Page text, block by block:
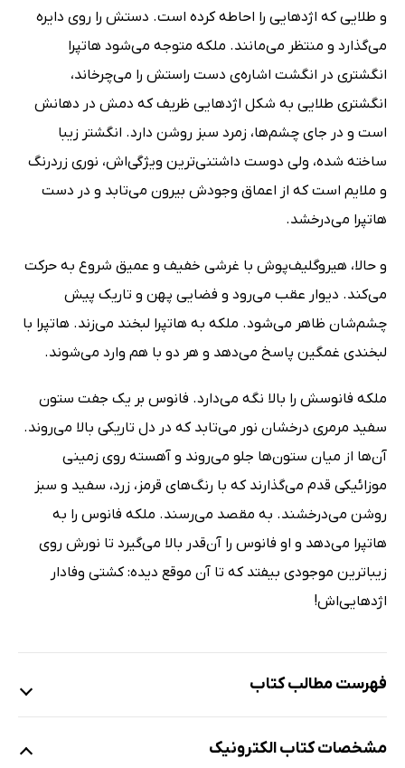
و طلایی که اژدهایی را احاطه کرده است. دستش را روی دایره
می‌گذارد و منتظر می‌مانند. ملکه متوجه می‌شود هاتپرا
انگشتری در انگشت اشاره‌ی دست راستش را می‌چرخاند،
انگشتری طلایی به شکل اژدهایی ظریف که دمش در دهانش
است و در جای چشم‌ها، زمرد سبز روشن دارد. انگشتر زیبا
ساخته شده، ولی دوست داشتنی‌ترین ویژگی‌اش، نوری زردرنگ
و ملایم ‌است که از اعماق وجودش بیرون می‌تابد و در دست
هاتپرا می‌درخشد.
و حالا، هیروگلیف‌پوش با غرشی خفیف و عمیق شروع به حرکت
می‌کند. دیوار عقب می‌رود و فضایی پهن و تاریک پیش
چشم‌شان ظاهر می‌شود. ملکه به هاتپرا لبخند می‌زند. هاتپرا با
لبخندی غمگین پاسخ می‌دهد و هر دو با هم وارد می‌شوند.
ملکه فانوسش را بالا نگه‌ می‌دارد. فانوس بر یک جفت ستون
سفید مرمری درخشان نور می‌تابد که در دل تاریکی بالا می‌روند.
آن‌ها از میان ستون‌ها جلو می‌روند و آهسته روی زمینی
موزائیکی قدم می‌گذارند که با رنگ‌های قرمز، زرد، سفید و سبز
روشن می‌درخشند. به مقصد می‌رسند. ملکه فانوس را به
هاتپرا می‌دهد و او فانوس را آن‌قدر بالا می‌گیرد تا نورش روی
زیباترین موجودی بیفتد که تا آن موقع دیده: کشتی وفادار
اژدهایی‌اش!
فهرست مطالب کتاب
مشخصات کتاب الکترونیک